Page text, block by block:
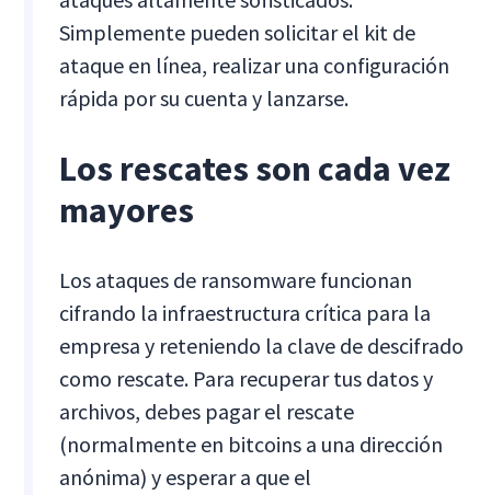
Simplemente pueden solicitar el kit de
ataque en línea, realizar una configuración
rápida por su cuenta y lanzarse.
Los rescates son cada vez
mayores
Los ataques de ransomware funcionan
cifrando la infraestructura crítica para la
empresa y reteniendo la clave de descifrado
como rescate. Para recuperar tus datos y
archivos, debes pagar el rescate
(normalmente en bitcoins a una dirección
anónima) y esperar a que el